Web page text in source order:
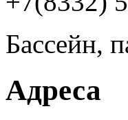
Бассейн,
Адреса